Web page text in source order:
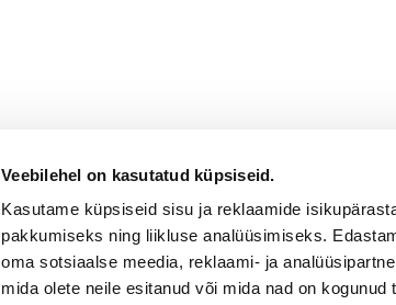
Veebilehel on kasutatud küpsiseid.
Kasutame küpsiseid sisu ja reklaamide
pakkumiseks ning liikluse analüüsimiseks.
oma sotsiaalse meedia, reklaami- ja
mida olete neile esitanud või mida nad on